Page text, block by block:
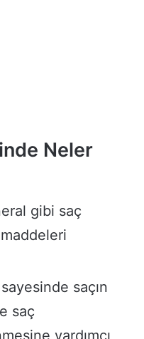
Neler
gibi saç
saçın
saç